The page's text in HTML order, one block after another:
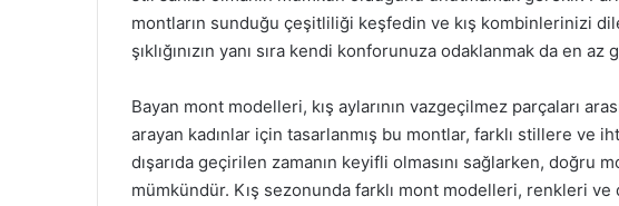
montların sunduğu çeşitliliği keşfedin ve kış kombinlerinizi
şıklığınızın yanı sıra kendi konforunuza odaklanmak da en
Bayan mont modelleri, kış aylarının vazgeçilmez parçaları
arayan kadınlar için tasarlanmış bu montlar, farklı stillere ve
dışarıda geçirilen zamanın keyifli olmasını sağlarken, doğru
mümkündür. Kış sezonunda farklı mont modelleri, renkleri ve